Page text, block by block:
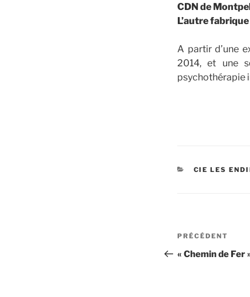
CDN de
L’autre
A partir d’une
2014, et une
psychothérapie
CATÉGORIES
CIE LES
Navigation
de
Article
précédent
PRÉCÉDENT
« Chemin de Fer